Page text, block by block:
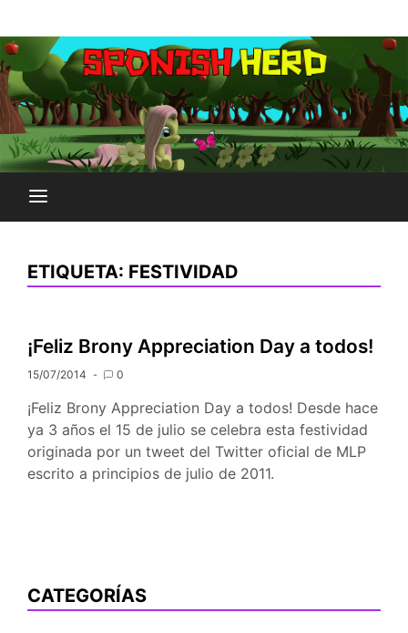
al
contenido
SPONISH HERD
ETIQUETA: FESTIVIDAD
¡Feliz Brony Appreciation Day a todos!
15/07/2014 0
¡Feliz Brony Appreciation Day a todos! Desde hace
ya 3 años el 15 de julio se celebra esta festividad
originada por un tweet del Twitter oficial de MLP
escrito a principios de julio de 2011.
CATEGORÍAS